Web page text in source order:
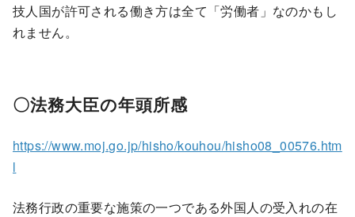
技人国が許可される働き方は全て「労働者」なのかもし
れません。
〇法務大臣の年頭所感
https://www.moj.go.jp/hisho/kouhou/hisho08_00576.htm
l
法務行政の重要な施策の一つである外国人の受入れの在